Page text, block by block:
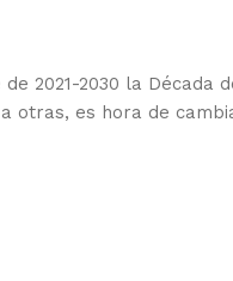
2021-2030 la Década
otras, es hora de